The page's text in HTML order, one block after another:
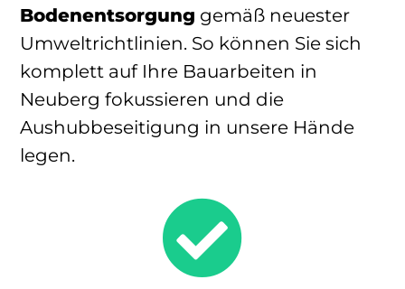
Bodenentsorgung gemäß neuester
Umweltrichtlinien. So können Sie sich
komplett auf Ihre Bauarbeiten in
Neuberg fokussieren und die
Aushubbeseitigung in unsere Hände
legen.
